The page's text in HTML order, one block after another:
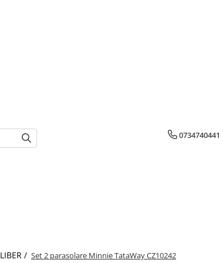
0734740441
/ Set 2 parasolare Minnie TataWay CZ10242